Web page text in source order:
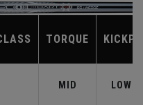
TORQUE
MID LOW-